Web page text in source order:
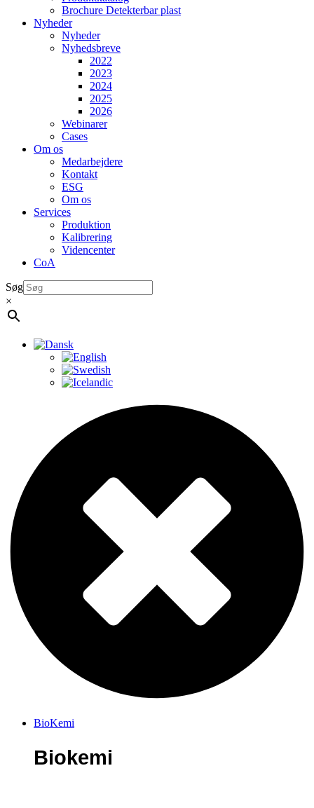
Brochure Detekterbar plast
Nyheder
Nyheder
Nyhedsbreve
2022
2023
2024
2025
2026
Webinarer
Cases
Om os
Medarbejdere
Kontakt
ESG
Om os
Services
Produktion
Kalibrering
Videncenter
CoA
Søg
×
BioKemi
Biokemi